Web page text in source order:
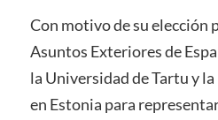
Con motivo de su elección
Asuntos Exteriores de
la Universidad de Tartu y la
en Estonia para